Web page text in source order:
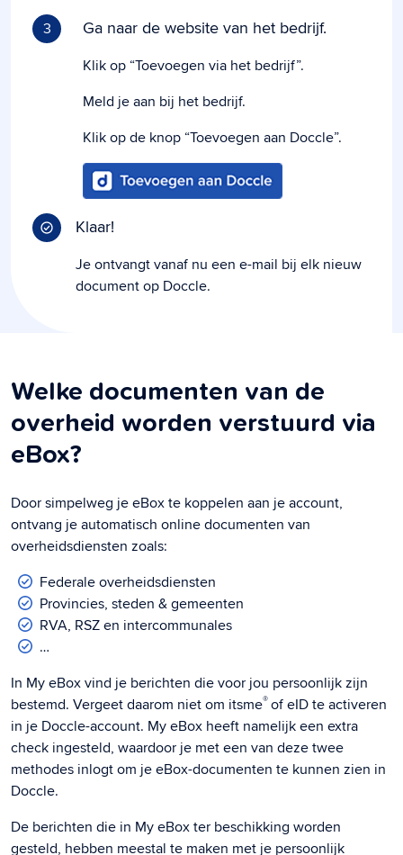
3
Ga naar de website van het bedrijf.
Klik op “Toevoegen via het bedrijf”.
Meld je aan bij het bedrijf.
Klik op de knop “Toevoegen aan Doccle”.
Klaar!
Je ontvangt vanaf nu een e-mail bij elk nieuw
document op Doccle.
Welke documenten van de
overheid worden verstuurd via
eBox?
Door simpelweg je eBox te koppelen aan je account,
ontvang je automatisch online documenten van
overheidsdiensten zoals:
Federale overheidsdiensten
Provincies, steden & gemeenten
RVA, RSZ en intercommunales
…
In My eBox vind je berichten die voor jou persoonlijk zijn
bestemd. Vergeet daarom niet om itsme®of eID te activeren
in je Doccle-account. My eBox heeft namelijk een extra
check ingesteld, waardoor je met een van deze twee
methodes inlogt om je eBox-documenten te kunnen zien in
Doccle.
De berichten die in My eBox ter beschikking worden
gesteld, hebben meestal te maken met je persoonlijk